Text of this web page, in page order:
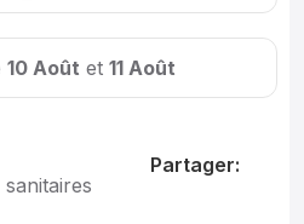
10 Août et 11 Août
Partager: